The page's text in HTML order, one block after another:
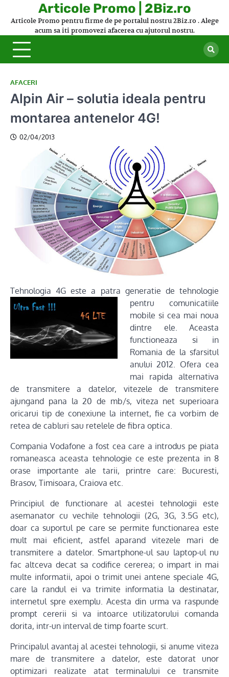
Articole Promo | 2Biz.ro
Articole Promo pentru firme de pe portalul nostru 2Biz.ro . Alege
acum sa iti promovezi afacerea cu ajutorul nostru.
AFACERI
Alpin Air – solutia ideala pentru
montarea antenelor 4G!
02/04/2013
Tehnologia 4G este a patra generatie de tehnologie
pentru comunicatiile
mobile si cea mai noua
dintre ele. Aceasta
functioneaza si in
Romania de la sfarsitul
anului 2012. Ofera cea
mai rapida alternativa
de transmitere a datelor, vitezele de transmitere
ajungand pana la 20 de mb/s, viteza net superioara
oricarui tip de conexiune la internet, fie ca vorbim de
retea de cabluri sau retelele de fibra optica.
Compania Vodafone a fost cea care a introdus pe piata
romaneasca aceasta tehnologie ce este prezenta in 8
orase importante ale tarii, printre care: Bucuresti,
Brasov, Timisoara, Craiova etc.
Principiul de functionare al acestei tehnologii este
asemanator cu vechile tehnologii (2G, 3G, 3.5G etc),
doar ca suportul pe care se permite functionarea este
mult mai eficient, astfel aparand vitezele mari de
transmitere a datelor. Smartphone-ul sau laptop-ul nu
fac altceva decat sa codifice cererea; o impart in mai
multe informatii, apoi o trimit unei antene speciale 4G,
care la randul ei va trimite informatia la destinatar,
internetul spre exemplu. Acesta din urma va raspunde
prompt cererii si va intoarce utilizatorului comanda
dorita, intr-un interval de timp foarte scurt.
Principalul avantaj al acestei tehnologii, si anume viteza
mare de transmitere a datelor, este datorat unor
optimizari realizate atat terminalului ce transmite